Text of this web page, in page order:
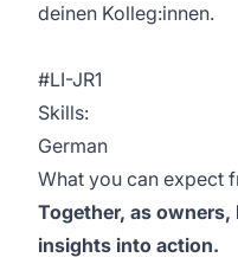
deinen Kolleg:innen.
#LI-JR1
Skills:
German
What you can expect
Together, as owners,
insights into action.